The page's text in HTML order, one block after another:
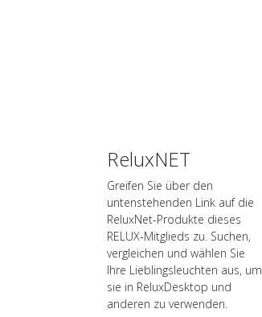
ReluxNET
Greifen Sie über den
untenstehenden Link auf die
ReluxNet-Produkte dieses
RELUX-Mitglieds zu. Suchen,
vergleichen und wählen Sie
Ihre Lieblingsleuchten aus, um
sie in ReluxDesktop und
anderen zu verwenden.